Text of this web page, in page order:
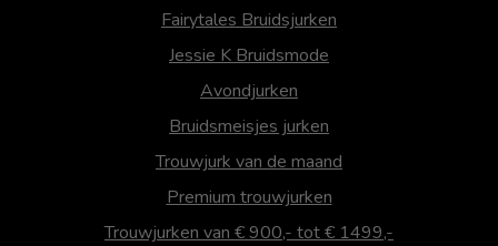
Fairytales Bruidsjurken
Jessie K Bruidsmode
Avondjurken
Bruidsmeisjes jurken
Trouwjurk van de maand
Premium trouwjurken
Trouwjurken van € 900,- tot € 1499,-